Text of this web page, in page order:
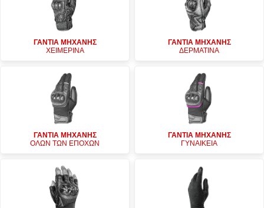
ΓΑΝΤΙΑ ΜΗΧΑΝΗΣ
ΧΕΙΜΕΡΙΝΑ
ΓΑΝΤΙΑ ΜΗΧΑΝΗΣ
ΔΕΡΜΑΤΙΝΑ
ΓΑΝΤΙΑ ΜΗΧΑΝΗΣ
ΟΛΩΝ ΤΩΝ ΕΠΟΧΩΝ
ΓΑΝΤΙΑ ΜΗΧΑΝΗΣ
ΓΥΝΑΙΚΕΙΑ